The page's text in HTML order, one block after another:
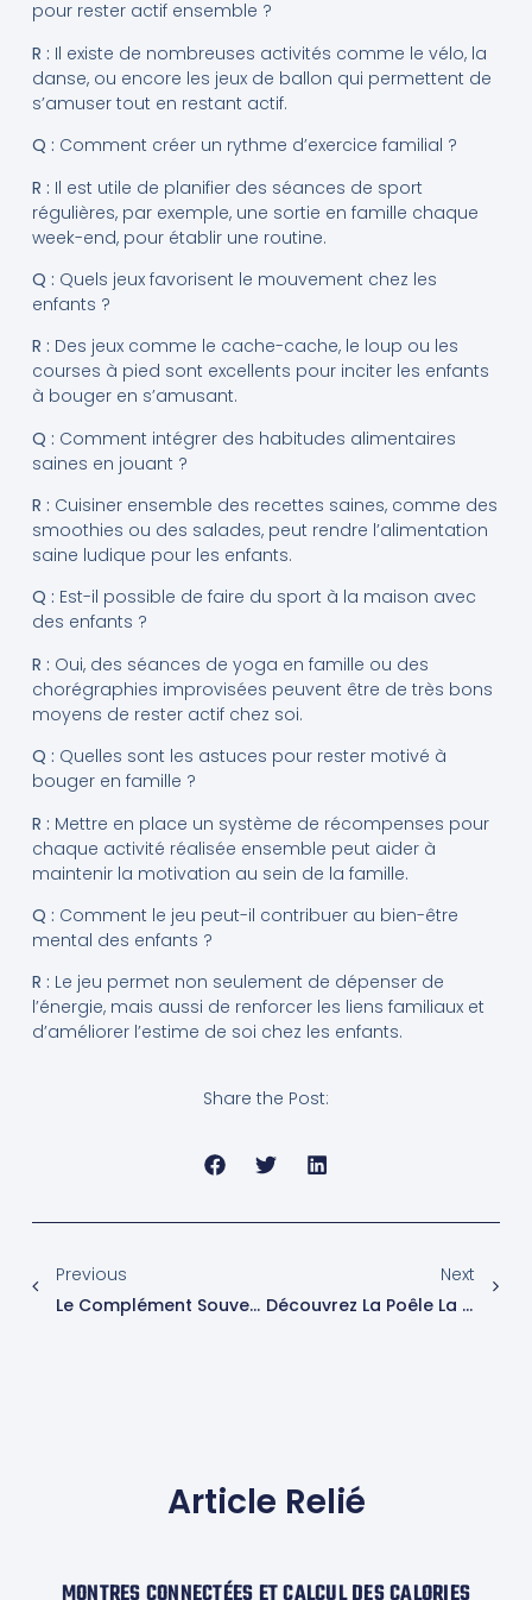
pour rester actif ensemble ?
R : Il existe de nombreuses activités comme le vélo, la
danse, ou encore les jeux de ballon qui permettent de
s’amuser tout en restant actif.
Q : Comment créer un rythme d’exercice familial ?
R : Il est utile de planifier des séances de sport
régulières, par exemple, une sortie en famille chaque
week-end, pour établir une routine.
Q : Quels jeux favorisent le mouvement chez les
enfants ?
R : Des jeux comme le cache-cache, le loup ou les
courses à pied sont excellents pour inciter les enfants
à bouger en s’amusant.
Q : Comment intégrer des habitudes alimentaires
saines en jouant ?
R : Cuisiner ensemble des recettes saines, comme des
smoothies ou des salades, peut rendre l’alimentation
saine ludique pour les enfants.
Q : Est-il possible de faire du sport à la maison avec
des enfants ?
R : Oui, des séances de yoga en famille ou des
chorégraphies improvisées peuvent être de très bons
moyens de rester actif chez soi.
Q : Quelles sont les astuces pour rester motivé à
bouger en famille ?
R : Mettre en place un système de récompenses pour
chaque activité réalisée ensemble peut aider à
maintenir la motivation au sein de la famille.
Q : Comment le jeu peut-il contribuer au bien-être
mental des enfants ?
R : Le jeu permet non seulement de dépenser de
l’énergie, mais aussi de renforcer les liens familiaux et
d’améliorer l’estime de soi chez les enfants.
Share the Post:
Previous
Le Complément Souvent Associé Aux Athlètes, Énergise Vraiment Votre Corps Et Améliore Votre Bien-Être Mental
Next
Découvrez La Poêle La Plus Saine Selon Les Experts De 60 Millions De Consommateurs
Article Relié